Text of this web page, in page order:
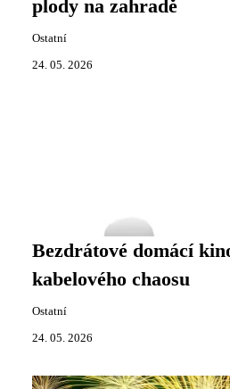
plody na zahradě
Ostatní
24. 05. 2026
Bezdrátové domácí
kabelového chaosu
Ostatní
24. 05. 2026